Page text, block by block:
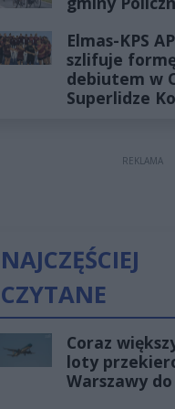
Elmas-KPS
szlifuje
debiutem w
Superlidze
REKLAMA
NAJCZĘŚCIEJ
CZYTANE
Coraz
loty
Warszawy